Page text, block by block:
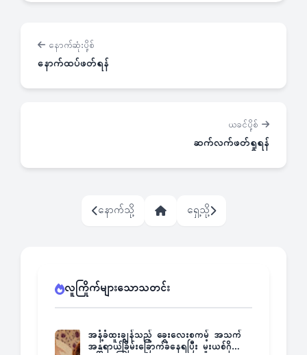
နောက်ဆုံးပို့စ်
နောက်ထပ်ဖတ်ရန်
ယခင်ပို့စ်
ဆက်လက်ဖတ်ရှုရန်
နောက်သို့ ရှေ့သို့
လူကြိုက်များသောသတင်း
အနံ့ခံထူးချွန်သည့် ခွေးလေးစကမ့် အသက်
အန္တရာယ်ခြိမ်းခြောက်ခံနေရပြီး မူးယစ်ဂိုဏ်း